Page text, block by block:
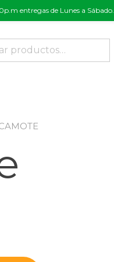
entregas de Lunes a Sábado.